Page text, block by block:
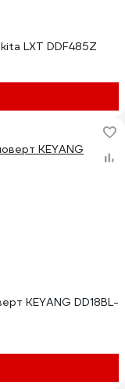
LXT DDF485Z
KEYANG DD18BL-